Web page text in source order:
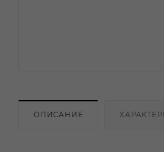
ОПИСАНИЕ